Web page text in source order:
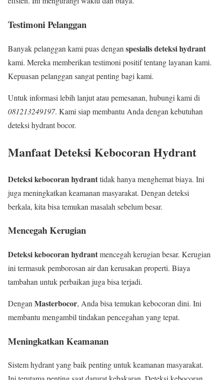
Testimoni Pelanggan
Banyak pelanggan kami puas dengan spesialis deteksi hydrant
kami. Mereka memberikan testimoni positif tentang layanan kami.
Kepuasan pelanggan sangat penting bagi kami.
Untuk informasi lebih lanjut atau pemesanan, hubungi kami di
081213249197. Kami siap membantu Anda dengan kebutuhan
deteksi hydrant bocor.
Manfaat Deteksi Kebocoran Hydrant
Deteksi kebocoran hydranttidak hanya menghemat biaya. Ini
juga meningkatkan keamanan masyarakat. Dengan deteksi
berkala, kita bisa temukan masalah sebelum besar.
Mencegah Kerugian
Deteksi kebocoran hydrantmencegah kerugian besar. Kerugian
ini termasuk pemborosan air dan kerusakan properti. Biaya
tambahan untuk perbaikan juga bisa terjadi.
Dengan Masterbocor, Anda bisa temukan kebocoran dini. Ini
membantu mengambil tindakan pencegahan yang tepat.
Meningkatkan Keamanan
Sistem hydrant yang baik penting untuk keamanan masyarakat.